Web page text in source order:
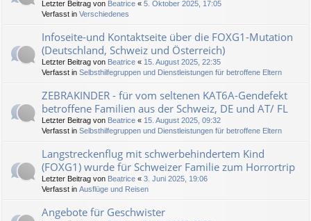
Letzter Beitrag von Beatrice « 5. Oktober 2025, 17:05
Verfasst in Verschiedenes
Infoseite-und Kontaktseite über die FOXG1-Mutation
(Deutschland, Schweiz und Österreich)
Letzter Beitrag von Beatrice « 15. August 2025, 22:35
Verfasst in Selbsthilfegruppen und Dienstleistungen für betroffene Eltern
ZEBRAKINDER - für vom seltenen KAT6A-Gendefekt
betroffene Familien aus der Schweiz, DE und AT/ FL
Letzter Beitrag von Beatrice « 15. August 2025, 09:32
Verfasst in Selbsthilfegruppen und Dienstleistungen für betroffene Eltern
Langstreckenflug mit schwerbehindertem Kind
(FOXG1) wurde für Schweizer Familie zum Horrortrip
Letzter Beitrag von Beatrice « 3. Juni 2025, 19:06
Verfasst in Ausflüge und Reisen
Angebote für Geschwister